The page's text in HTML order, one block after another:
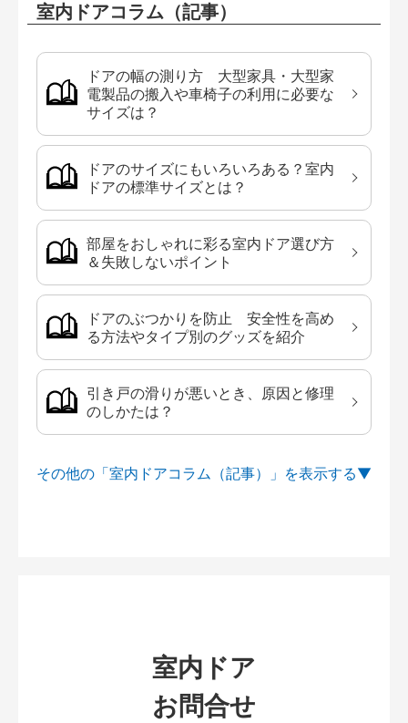
室内ドアコラム（記事）
ドアの幅の測り方 大型家具・大型家
電製品の搬入や車椅子の利用に必要な
サイズは？
ドアのサイズにもいろいろある？室内
ドアの標準サイズとは？
部屋をおしゃれに彩る室内ドア選び方
＆失敗しないポイント
ドアのぶつかりを防止 安全性を高め
る方法やタイプ別のグッズを紹介
引き戸の滑りが悪いとき、原因と修理
のしかたは？
その他の「室内ドアコラム（記事）」を
室内ドア
お問合せ